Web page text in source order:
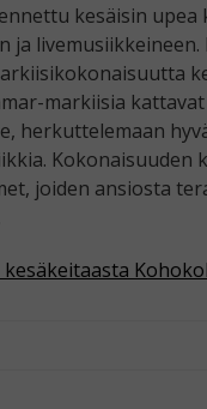
kesäisin upea
livemusiikkeineen.
markiisia
herkuttelemaan
Kokonaisuuden
joiden ansiosta